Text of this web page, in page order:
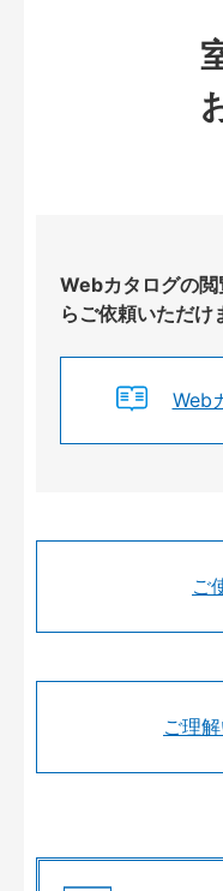
Webカタログの
らご依頼いただけ
Web
ご
ご理